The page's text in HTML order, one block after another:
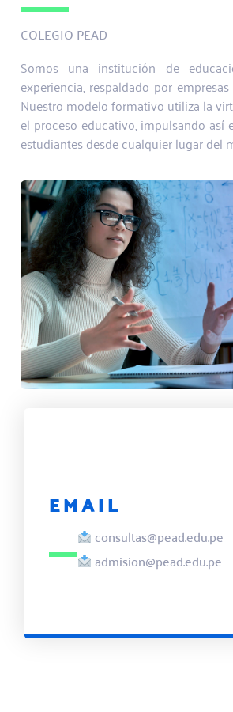
COLEGIO PEAD
Somos una institución de
experiencia, respaldado por
Nuestro modelo formativo utiliza la
el proceso educativo, impulsando
estudiantes desde cualquier lugar del
EMAIL
consultas@pead.edu.pe
admision@pead.edu.pe